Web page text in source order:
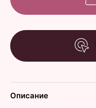
Описание